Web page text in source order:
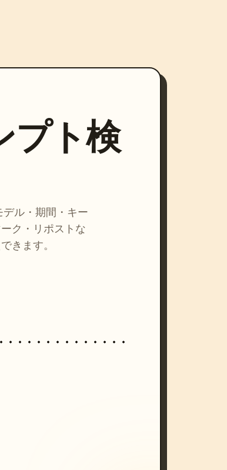
プト検
ル・期間・キー
ク・リポストな
きます。